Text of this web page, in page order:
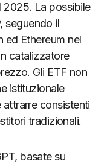
2025. La possibile
seguendo il
Ethereum nel
catalizzatore
Gli ETF non
istituzionale
attrarre consistenti
tradizionali.
basate su